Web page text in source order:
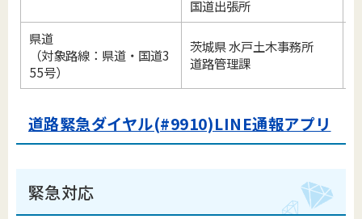
国道出張所
県道
（対象路線：県道・国道3
55号）
茨城県 水戸土木事務所
道路管理課
道路緊急ダイヤル(#9910)LINE通報アプリ
緊急対応